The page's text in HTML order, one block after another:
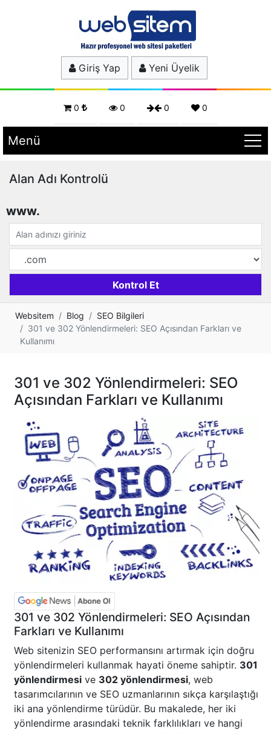
Giriş Yap Yeni Üyelik
0 0 0 0
Menü
Alan Adı Kontrolü
www.
Websitem Blog
SEO Bilgileri
301 ve 302 Yönlendirmeleri: SEO Açısından Farkları ve
Kullanımı
301 ve 302 Yönlendirmeleri: SEO
Açısından Farkları ve Kullanımı
301 ve 302 Yönlendirmeleri: SEO Açısından
Farkları ve Kullanımı
Web sitenizin SEO performansını artırmak için doğru
yönlendirmeleri kullanmak hayati öneme sahiptir. 301
yönlendirmesi ve 302 yönlendirmesi, web
tasarımcılarının ve SEO uzmanlarının sıkça karşılaştığı
iki ana yönlendirme türüdür. Bu makalede, her iki
yönlendirme arasındaki teknik farklılıkları ve hangi